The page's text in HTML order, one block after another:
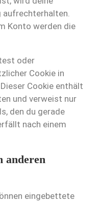
aufrechterhalten.
Konto werden die
oder
Cookie in
Cookie enthält
und verweist nur
den du gerade
nach einem
anderen
eingebettete